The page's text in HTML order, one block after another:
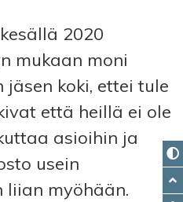
2020
mukaan moni
koki, ettei tule
että heillä ei ole
asioihin ja
usein
liian myöhään.